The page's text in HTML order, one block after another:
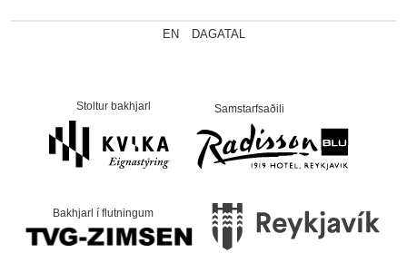
EN DAGATAL
Stoltur bakhjarl Samstarfsaðili
Bakhjarl í flutningum